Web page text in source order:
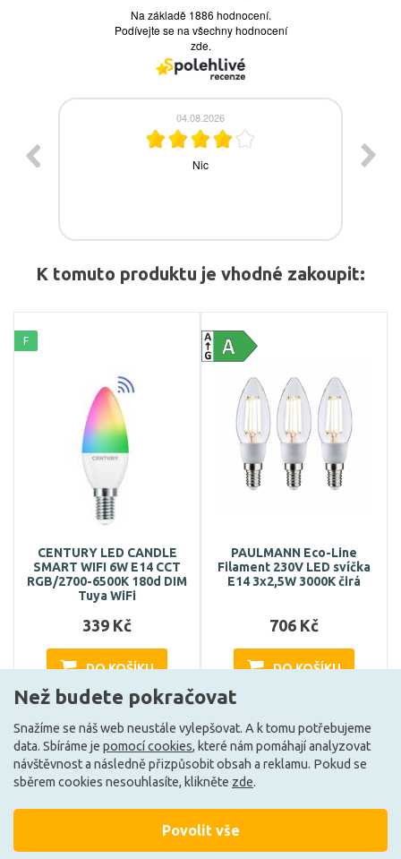
K tomuto produktu je vhodné zakoupit:
F
CENTURY LED CANDLE
SMART WIFI 6W E14 CCT
RGB/2700-6500K 180d DIM
Tuya WiFi
339 Kč
DO KOŠÍKU
Může být u Vás 17. 8.
PAULMANN Eco-Line
Filament 230V LED svíčka
E14 3x2,5W 3000K čirá
706 Kč
DO KOŠÍKU
Může být u Vás 17. 8.
Než budete pokračovat
Snažíme se náš web neustále vylepšovat. A k tomu potřebujeme
data. Sbíráme je pomocí cookies, které nám pomáhají analyzovat
návštěvnost a následně přizpůsobit obsah a reklamu. Pokud se
sběrem cookies nesouhlasíte, klikněte zde.
Povolit vše